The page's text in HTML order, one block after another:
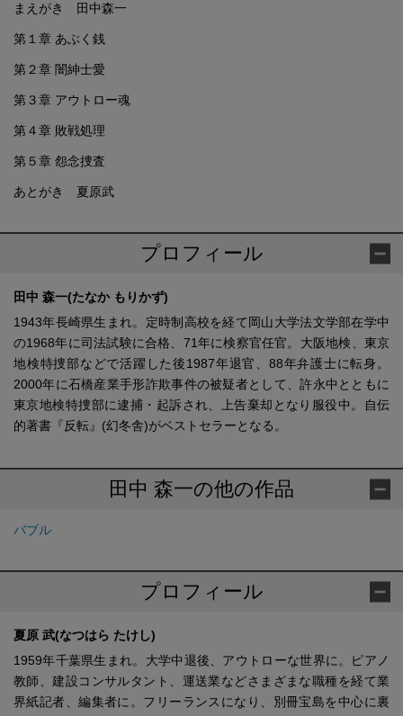
まえがき 田中森一
第１章 あぶく銭
第２章 闇紳士愛
第３章 アウトロー魂
第４章 敗戦処理
第５章 怨念捜査
あとがき 夏原武
プロフィール
田中 森一(たなか もりかず)
1943年長崎県生まれ。定時制高校を経て岡山大学法文学部在学中
の1968年に司法試験に合格、71年に検察官任官。大阪地検、東京
地検特捜部などで活躍した後1987年退官、88年弁護士に転身。
2000年に石橋産業手形詐欺事件の被疑者として、許永中とともに
東京地検特捜部に逮捕・起訴され、上告棄却となり服役中。自伝
的著書『反転』(幻冬舎)がベストセラーとなる。
田中 森一の他の作品
バブル
プロフィール
夏原 武(なつはら たけし)
1959年千葉県生まれ。大学中退後、アウトローな世界に。ピアノ
教師、建設コンサルタント、運送業などさまざまな職種を経て業
界紙記者、編集者に。フリーランスになり、別冊宝島を中心に裏